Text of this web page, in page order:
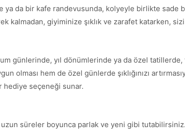
ya da bir kafe randevusunda, kolyeyle birlikte sade
kalmadan, giyiminize şıklık ve zarafet katarken,
günlerinde, yıl dönümlerinde ya da özel tatillerde,
hem de özel günlerde şıklığınızı
hediye seçeneği sunar.
süreler boyunca parlak ve yeni gibi